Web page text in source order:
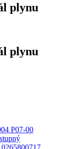
plynu
P07-00